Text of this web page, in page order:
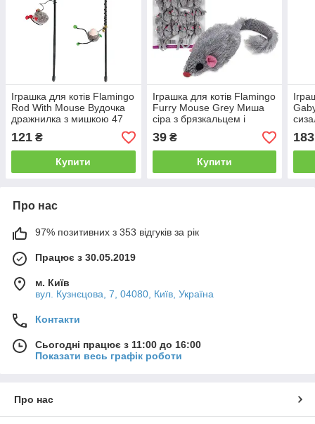
Іграшка для котів Flamingo
Rod With Mouse Вудочка
дражнилка з мишкою 47
см
121 ₴
Купити
Іграшка для котів Flamingo
Furry Mouse Grey Миша
сіра з брязкальцем і
котячою м’ятою 5 см 1 шт
39₴
Купити
183
Про нас
97% позитивних з 353 відгуків за рік
Працює з 30.05.2019
м. Київ
вул. Кузнєцова, 7, 04080, Київ, Україна
Контакти
Сьогодні працює з 11:00 до 16:00
Показати весь графік роботи
Про нас